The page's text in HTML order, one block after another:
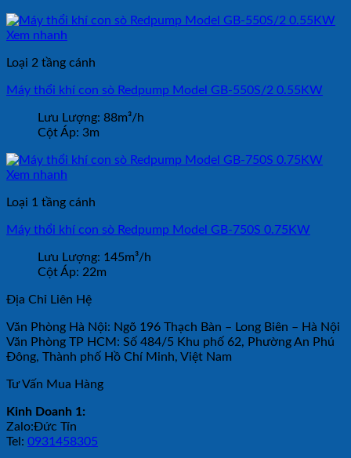
Xem nhanh
Loại 2 tầng cánh
Máy thổi khí con sò Redpump Model GB-550S/2 0.55KW
Lưu Lượng: 88m³/h
Cột Áp: 3m
Xem nhanh
Loại 1 tầng cánh
Máy thổi khí con sò Redpump Model GB-750S 0.75KW
Lưu Lượng: 145m³/h
Cột Áp: 22m
Địa Chỉ Liên Hệ
Văn Phòng Hà Nội: Ngõ 196 Thạch Bàn – Long Biên – Hà Nội
Văn Phòng TP HCM: Số 484/5 Khu phố 62, Phường An Phú
Đông, Thành phố Hồ Chí Minh, Việt Nam
Tư Vấn Mua Hàng
Kinh Doanh 1:
Zalo:Đức Tín
Tel: 0931458305